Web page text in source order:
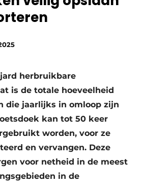
herbruikbare
is de totale hoeveelheid
die jaarlijks in omloop zijn
kan tot 50 keer
worden, voor ze
en vervangen. Deze
voor netheid in de meest
in de